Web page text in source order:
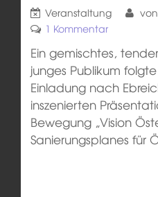
Veranstaltung von
1 Kommentar
Ein gemischtes,
junges Publikum
Einladung nach
inszenierten
Bewegung „Vision
Sanierungsplanes für